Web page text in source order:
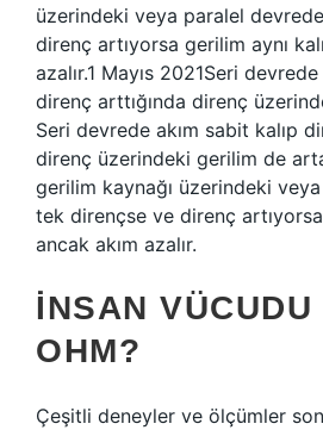
üzerindeki veya paralel
direnç artıyorsa gerilim aynı
azalır.1 Mayıs 2021Seri
direnç arttığında direnç
Seri devrede akım sabit kalıp
direnç üzerindeki gerilim de
gerilim kaynağı üzerindeki
tek dirençse ve direnç
ancak akım azalır.
İNSAN VÜCUDU
OHM?
Çeşitli deneyler ve ölçümler